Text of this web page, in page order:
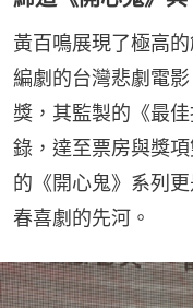
黃百鳴展現了極高
編劇的台灣悲劇電
獎，其監製的《最
錄，達至票房與獎
的《開心鬼》系列
春喜劇的先河。